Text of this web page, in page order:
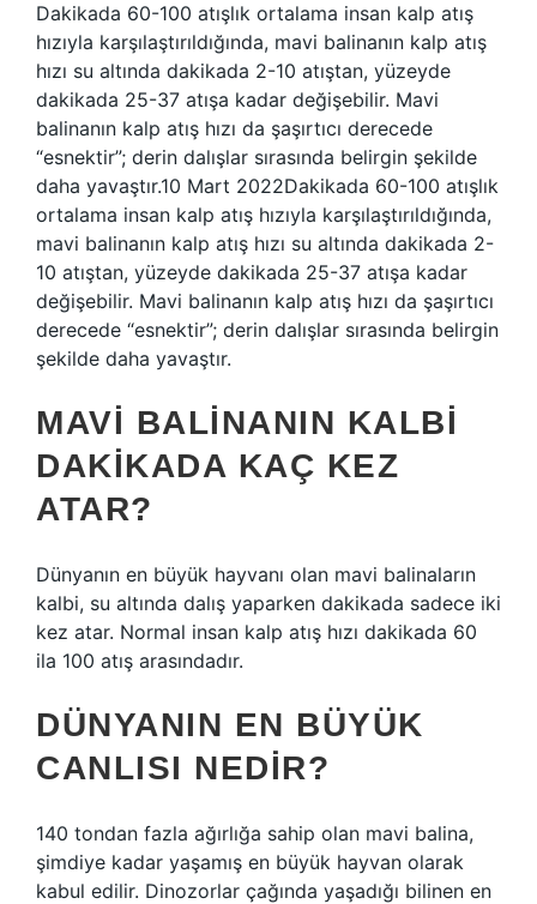
Dakikada 60-100 atışlık ortalama insan kalp atış
hızıyla karşılaştırıldığında, mavi balinanın kalp atış
hızı su altında dakikada 2-10 atıştan, yüzeyde
dakikada 25-37 atışa kadar değişebilir. Mavi
balinanın kalp atış hızı da şaşırtıcı derecede
“esnektir”; derin dalışlar sırasında belirgin şekilde
daha yavaştır.10 Mart 2022Dakikada 60-100 atışlık
ortalama insan kalp atış hızıyla karşılaştırıldığında,
mavi balinanın kalp atış hızı su altında dakikada 2-
10 atıştan, yüzeyde dakikada 25-37 atışa kadar
değişebilir. Mavi balinanın kalp atış hızı da şaşırtıcı
derecede “esnektir”; derin dalışlar sırasında belirgin
şekilde daha yavaştır.
MAVI BALINANIN KALBI
DAKIKADA KAÇ KEZ
ATAR?
Dünyanın en büyük hayvanı olan mavi balinaların
kalbi, su altında dalış yaparken dakikada sadece iki
kez atar. Normal insan kalp atış hızı dakikada 60
ila 100 atış arasındadır.
DÜNYANIN EN BÜYÜK
CANLISI NEDIR?
140 tondan fazla ağırlığa sahip olan mavi balina,
şimdiye kadar yaşamış en büyük hayvan olarak
kabul edilir. Dinozorlar çağında yaşadığı bilinen en